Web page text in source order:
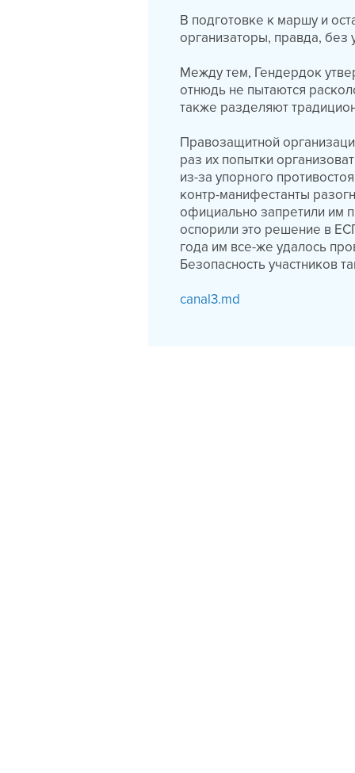
В подготовке к маршу и
организаторы, правда, без
Между тем, Гендердок
отнюдь не пытаются
также разделяют
Правозащитной
раз их попытки
из-за упорного
контр-манифестанты
официально запретили им
оспорили это решение в
года им все-же удалось
Безопасность участников
canal3.md